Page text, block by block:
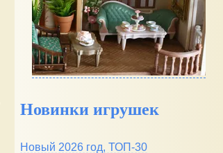
Новинки игрушек
Новый 2026 год, ТОП-30